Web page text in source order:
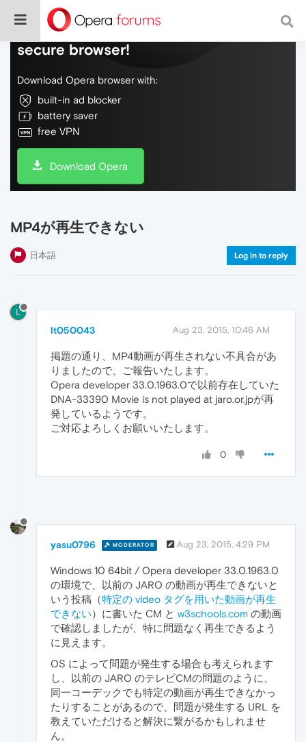
Do more on the web, with a fast and
secure browser!
Download Opera browser with:
built-in ad blocker
battery saver
free VPN
Download Opera
MP4が再生できない
日本語 Log in to reply
L
lt050043 Aug 23, 2015, 10:46 AM
掲題の通り、MP4動画が再生されない不具合があ
りましたので、ご報告いたします。
Opera developer 33.0.1963.0で以前存在していた
DNA-33390 Movie is not played at jaro.or.jpが再
発しているようです。
ご対応よろしくお願いいたします。
0
yasu0796 MODERATOR Aug 23, 2015, 4:29 PM
Windows 10 64bit / Opera developer 33.0.1963.0
の環境で、以前の JARO の動画が再生できないと
いう投稿（特定の video タグを用いた動画が再生
できない）に書いた CM と w3schools.com の動画
で確認しましたが、特に問題なく再生できるよう
に見えます。
OS によって問題が発生する場合も考えられます
し、以前の JARO のテレビCMの問題のように、
同一コーデックでも特定の動画が再生できなかっ
たりすることがあるので、問題が発生する URL を
教えていただけると解決に繋がるかもしれませ
ん。